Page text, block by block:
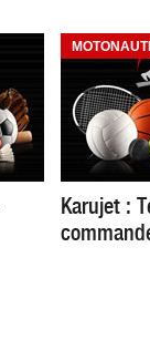
Karujet :